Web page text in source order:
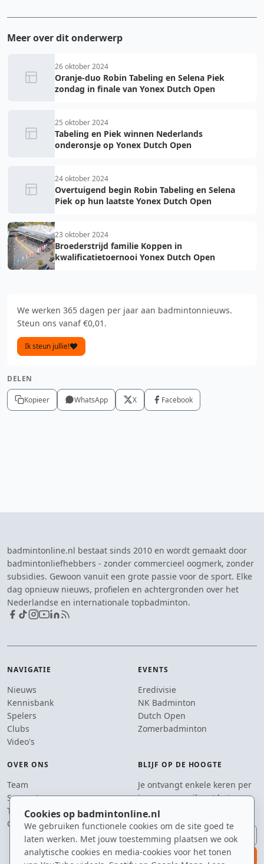
Cookies op badmintonline.nl
We gebruiken functionele cookies om de site goed te
laten werken. Met jouw toestemming plaatsen we ook
analytische cookies en media-cookies voor het tonen
Meer over dit onderwerp
26 oktober 2024
Oranje-duo Robin Tabeling en Selena Piek
zondag in finale van Yonex Dutch Open
25 oktober 2024
Tabeling en Piek winnen Nederlands
onderonsje op Yonex Dutch Open
24 oktober 2024
Overtuigend begin Robin Tabeling en Selena
Piek op hun laatste Yonex Dutch Open
23 oktober 2024
Broederstrijd familie Koppen in
kwalificatietoernooi Yonex Dutch Open
We werken 365 dagen per jaar aan badmintonnieuws.
Steun ons vanaf €0,01.
Ik steun jullie!
DELEN
Kopieer WhatsApp X Facebook
badmintonline.nl bestaat sinds 2010 en wordt gemaakt door
badmintonliefhebbers - zonder commercieel oogmerk, zonder
subsidies. Gewoon vanuit een grote passie voor de sport. Elke
dag opnieuw nieuws, profielen en achtergronden over het
Nederlandse en internationale topbadminton.
NAVIGATIE
Nieuws
Kennisbank
Spelers
Clubs
Video's
EVENTS
Eredivisie
NK Badminton
Dutch Open
Zomerbadminton
OVER ONS
Team
Supporters
Tip de redactie
Contact
BLIJF OP DE HOOGTE
Je ontvangt enkele keren per
jaar een e-mail met het
laatste badmintonnieuws.
E-mailadres
aanmelden